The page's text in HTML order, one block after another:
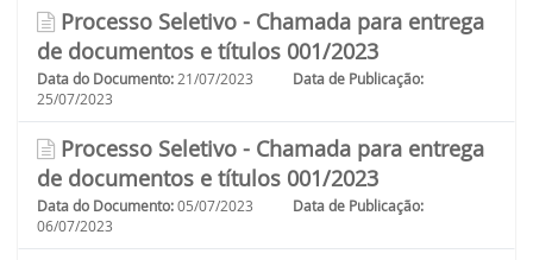
Processo Seletivo - Chamada para entrega
de documentos e títulos 001/2023
Data do Documento: 21/07/2023
Data de Publicação:
25/07/2023
Processo Seletivo - Chamada para entrega
de documentos e títulos 001/2023
Data do Documento: 05/07/2023
Data de Publicação:
06/07/2023